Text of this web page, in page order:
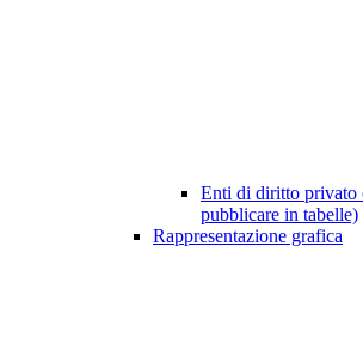
Enti di diritto privato
pubblicare in tabelle)
Rappresentazione grafica